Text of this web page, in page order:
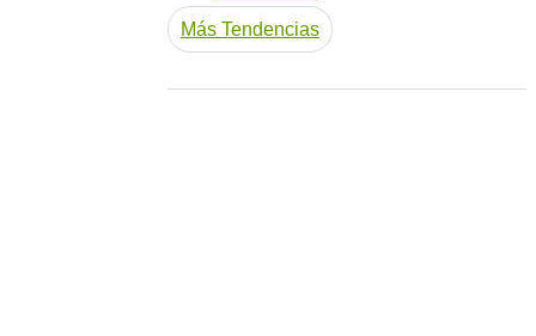
Más Tendencias